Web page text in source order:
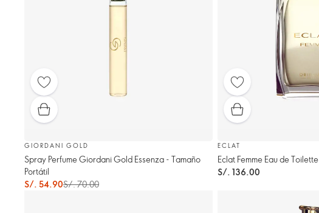
GIORDANI GOLD
Spray Perfume Giordani Gold Essenza - Tamaño
Portátil
S/. 54.90S/. 70.00
ECLAT
Eclat Femme Eau de Toilette
S/. 136.00